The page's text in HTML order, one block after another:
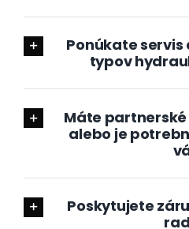
Ponúkate
typov
Máte
alebo je
Poskytujete